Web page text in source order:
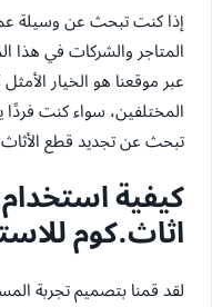
إذا كنت تبحث عن وسيلة
المتاجر والشركات في هذا
عبر موقعنا هو الخيار
المختلفين، سواء كنت
تبحث عن تجديد قطع الأثاث
كيفية
اثاث.كوم
لقد قمنا بتصميم تجربة